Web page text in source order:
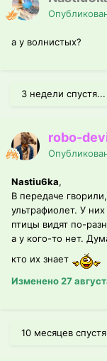
а у волнистых?
3 недели спустя...
robo-
Nastiu6ka,
В передаче
ультрафиолет. У
птицы видят по-
а у кого-то нет.
кто их знает
Изменено27
10 месяцев